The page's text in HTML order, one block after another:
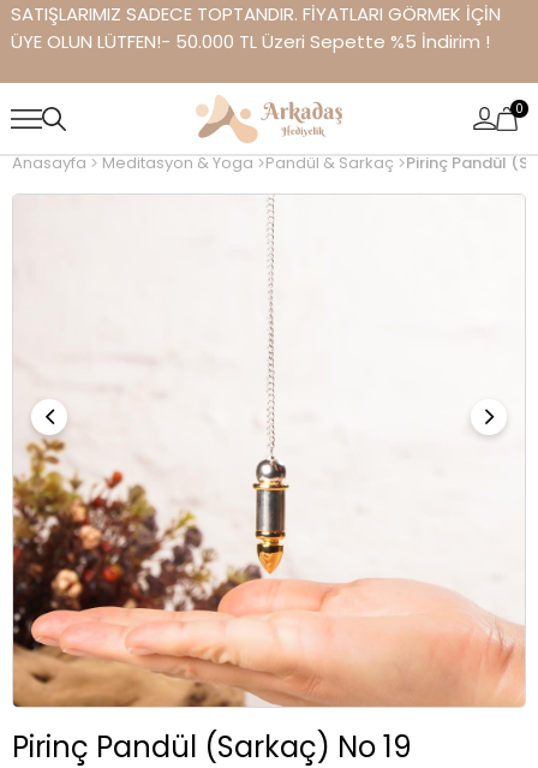
SATIŞLARIMIZ SADECE TOPTANDIR. FİYATLARI GÖRMEK İÇİN
ÜYE OLUN LÜTFEN!- 50.000 TL Üzeri Sepette %5 İndirim !
0
Anasayfa Meditasyon & Yoga Pandül & Sarkaç Pirinç Pandül
Pirinç Pandül (Sarkaç) No 19